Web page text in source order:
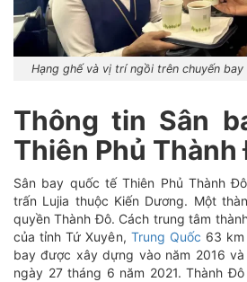
Hạng ghế và vị trí ngồi trên chuyến bay
Thông tin Sân
Thiên Phủ Thành
Sân bay quốc tế Thiên Phủ Thành
trấn Lujia thuộc Kiến Dương. Một
quyền Thành Đô. Cách trung tâm
của tỉnh Tứ Xuyên, Trung Quốc 63 km
bay được xây dựng vào năm 2016
ngày 27 tháng 6 năm 2021. Thành